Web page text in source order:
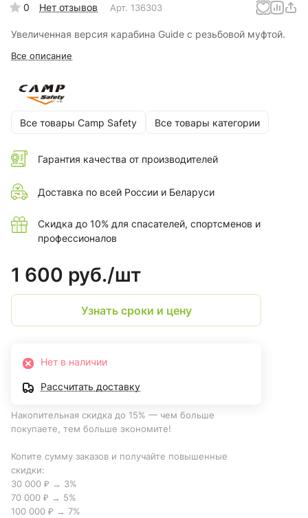
0 Нет отзывов Арт. 136303
Увеличенная версия карабина Guide с резьбовой муфтой.
Все описание
Все товары Camp Safety Все товары категории
Гарантия качества от производителей
Доставка по всей России и Беларуси
Скидка до 10% для спасателей, спортсменов и
профессионалов
1 600 руб./шт
Узнать сроки и цену
Нет в наличии
Рассчитать доставку
Накопительная скидка до 15% — чем больше
покупаете, тем больше экономите!
Копите сумму заказов и получайте повышенные
скидки:
30 000 ₽ → 3%
70 000 ₽ → 5%
100 000 ₽ → 7%